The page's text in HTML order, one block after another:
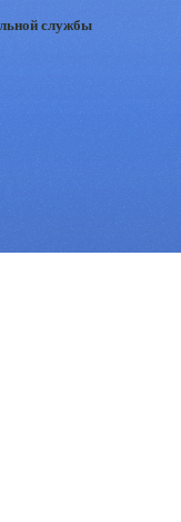
службы